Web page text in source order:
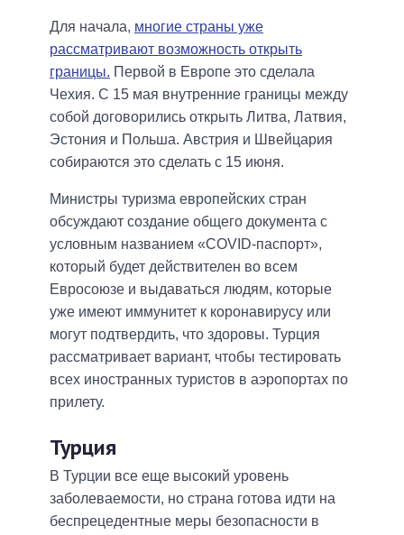
Для начала, многие страны уже
рассматривают возможность открыть
границы. Первой в Европе это сделала
Чехия. С 15 мая внутренние границы между
собой договорились открыть Литва, Латвия,
Эстония и Польша. Австрия и Швейцария
собираются это сделать с 15 июня.
Министры туризма европейских стран
обсуждают создание общего документа с
условным названием «COVID-паспорт»,
который будет действителен во всем
Евросоюзе и выдаваться людям, которые
уже имеют иммунитет к коронавирусу или
могут подтвердить, что здоровы. Турция
рассматривает вариант, чтобы тестировать
всех иностранных туристов в аэропортах по
прилету.
Турция
В Турции все еще высокий уровень
заболеваемости, но страна готова идти на
беспрецедентные меры безопасности в